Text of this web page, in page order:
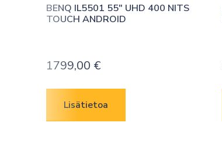
BENQ IL5501 55″ UHD 400 NITS
TOUCH ANDROID
1799,00 €
Lisätietoa